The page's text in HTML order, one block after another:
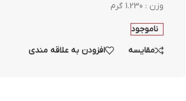
وزن : 1.230 گرم
ناموجود
مقایسه
افزودن به علاقه مندی